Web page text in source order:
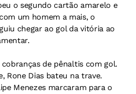
o segundo cartão amarelo e
um homem a mais, o
chegar ao gol da vitória ao
de pênaltis com gol.
Rone Dias bateu na trave.
Menezes marcaram para o